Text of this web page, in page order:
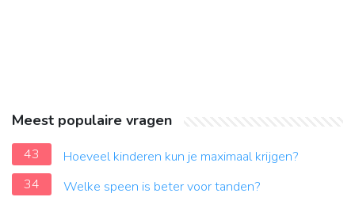
Meest populaire vragen
43
Hoeveel kinderen kun je maximaal krijgen?
34
Welke speen is beter voor tanden?